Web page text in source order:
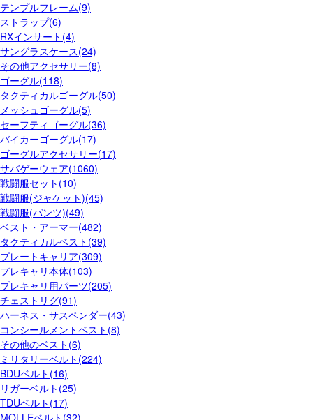
テンプルフレーム(9)
ストラップ(6)
RXインサート(4)
サングラスケース(24)
その他アクセサリー(8)
ゴーグル(118)
タクティカルゴーグル(50)
メッシュゴーグル(5)
セーフティゴーグル(36)
バイカーゴーグル(17)
ゴーグルアクセサリー(17)
サバゲーウェア(1060)
戦闘服セット(10)
戦闘服(ジャケット)(45)
戦闘服(パンツ)(49)
ベスト・アーマー(482)
タクティカルベスト(39)
プレートキャリア(309)
プレキャリ本体(103)
プレキャリ用パーツ(205)
チェストリグ(91)
ハーネス・サスペンダー(43)
コンシールメントベスト(8)
その他のベスト(6)
ミリタリーベルト(224)
BDUベルト(16)
リガーベルト(25)
TDUベルト(17)
MOLLEベルト(32)